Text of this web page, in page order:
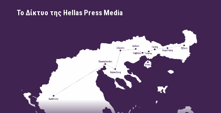
Το Δίκτυο της Hellas Press Media